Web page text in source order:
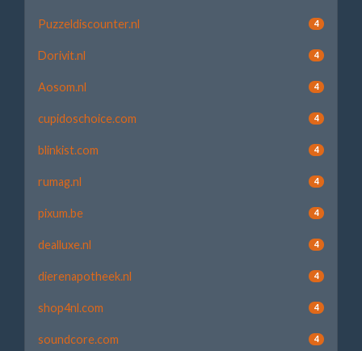
Puzzeldiscounter.nl 4
Dorivit.nl 4
Aosom.nl 4
cupidoschoice.com 4
blinkist.com 4
rumag.nl 4
pixum.be 4
dealluxe.nl 4
dierenapotheek.nl 4
shop4nl.com 4
soundcore.com 4